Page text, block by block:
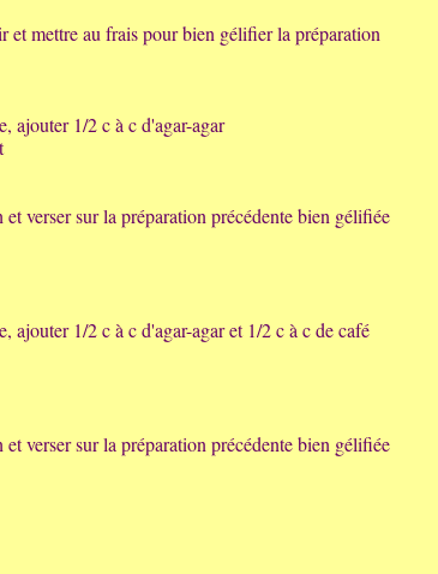
mettre au frais pour bien gélifier la préparation
ajouter 1/2 c à c d'agar-agar
verser sur la préparation précédente bien gélifiée
ajouter 1/2 c à c d'agar-agar et 1/2 c à c de café
verser sur la préparation précédente bien gélifiée